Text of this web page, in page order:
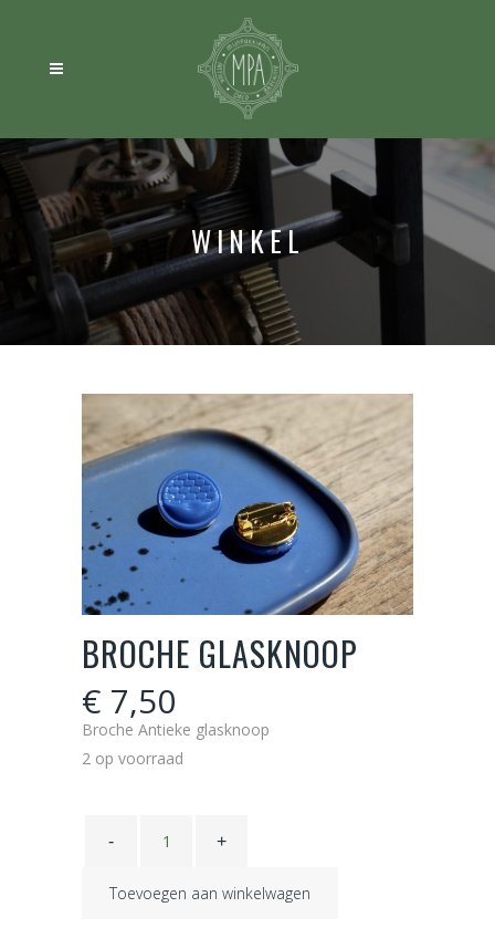
WINKEL
BROCHE GLASKNOOP
€ 7,50
Broche Antieke glasknoop
2 op voorraad
Toevoegen aan winkelwagen